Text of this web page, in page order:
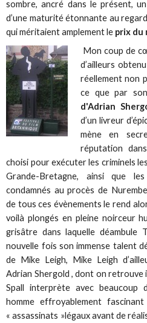
sombre, ancré dans le présent,
d’une maturité étonnante au
qui méritaient amplement le prix du
Mon coup de
d’ailleurs obtenu
réellement non
ce que par
d'Adrian
d’un livreur
mène en
réputation
choisi pour exécuter les criminels
Grande-Bretagne, ainsi que
condamnés au procès de
de tous ces évènements le rend
voilà plongés en pleine noirceur
grisâtre dans laquelle déambule
nouvelle fois son immense talent
de Mike Leigh, Mike Leigh
Adrian Shergold , dont on retrouve
Spall interprète avec beaucoup
homme effroyablement
« assassinats »légaux avant de